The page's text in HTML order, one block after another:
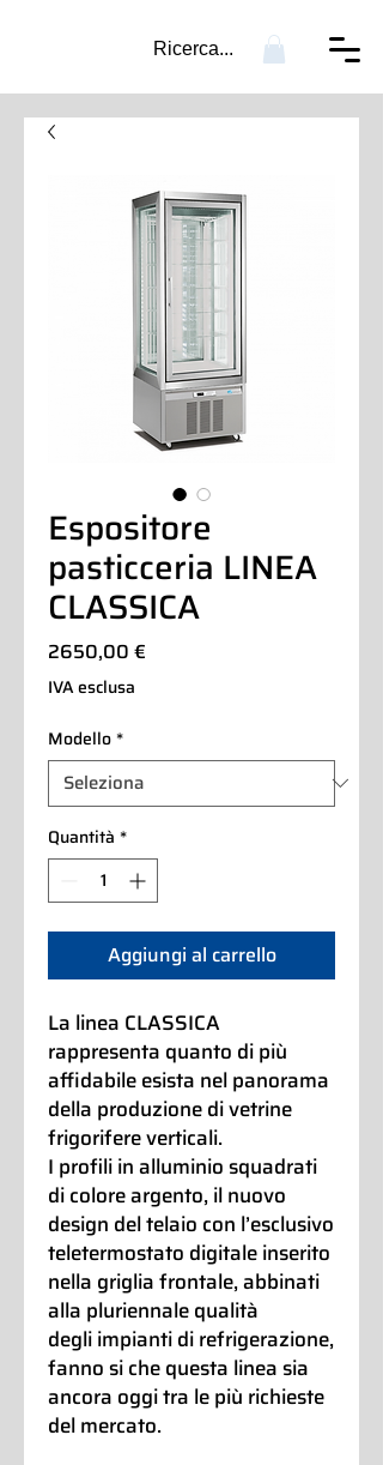
Ricerca...
Espositore
pasticceria LINEA
CLASSICA
2650,00 €
IVA esclusa
Modello*
Quantità *
Aggiungi al carrello
La linea CLASSICA
rappresenta quanto di più
affidabile esista nel panorama
della produzione di vetrine
frigorifere verticali.
I profili in alluminio squadrati
di colore argento, il nuovo
design del telaio con l’esclusivo
teletermostato digitale inserito
nella griglia frontale, abbinati
alla pluriennale qualità
degli impianti di refrigerazione,
fanno si che questa linea sia
ancora oggi tra le più richieste
del mercato.